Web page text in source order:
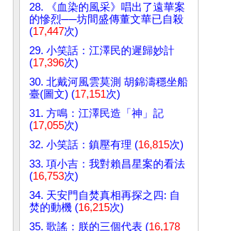
28. 《血染的風采》唱出了遠華案
的慘烈──坊間盛傳董文華已自殺
(17,447次)
29. 小笑話：江澤民的遲歸妙計
(17,396次)
30. 北戴河風雲莫測 胡錦濤穩坐船
臺(圖文) (17,151次)
31. 方鳴：江澤民造「神」記
(17,055次)
32. 小笑話：鎮壓有理 (16,815次)
33. 項小吉：我對賴昌星案的看法
(16,753次)
34. 天安門自焚真相再探之四: 自
焚的動機 (16,215次)
35. 歌謠：朕的三個代表 (16,178